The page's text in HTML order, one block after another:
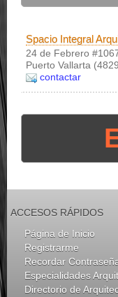
Spacio Integral
24 de Febrero
Puerto Vallarta
contactar
ACCESOS RÁPIDOS
Página de Inicio
Registrarme
Recordar
Especialidades
Directorio de